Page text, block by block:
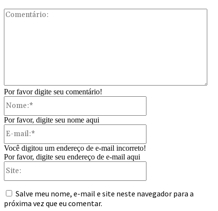
Por favor digite seu comentário!
Por favor, digite seu nome aqui
Você digitou um endereço de e-mail incorreto!
Por favor, digite seu endereço de e-mail aqui
Salve meu nome, e-mail e site neste navegador para a
próxima vez que eu comentar.